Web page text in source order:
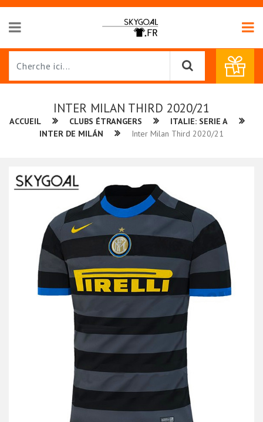
INTER MILAN THIRD 2020/21
ACCUEIL CLUBS ÉTRANGERS
ITALIE: SERIE A
INTER DE MILÁN
Inter Milan Third 2020/21